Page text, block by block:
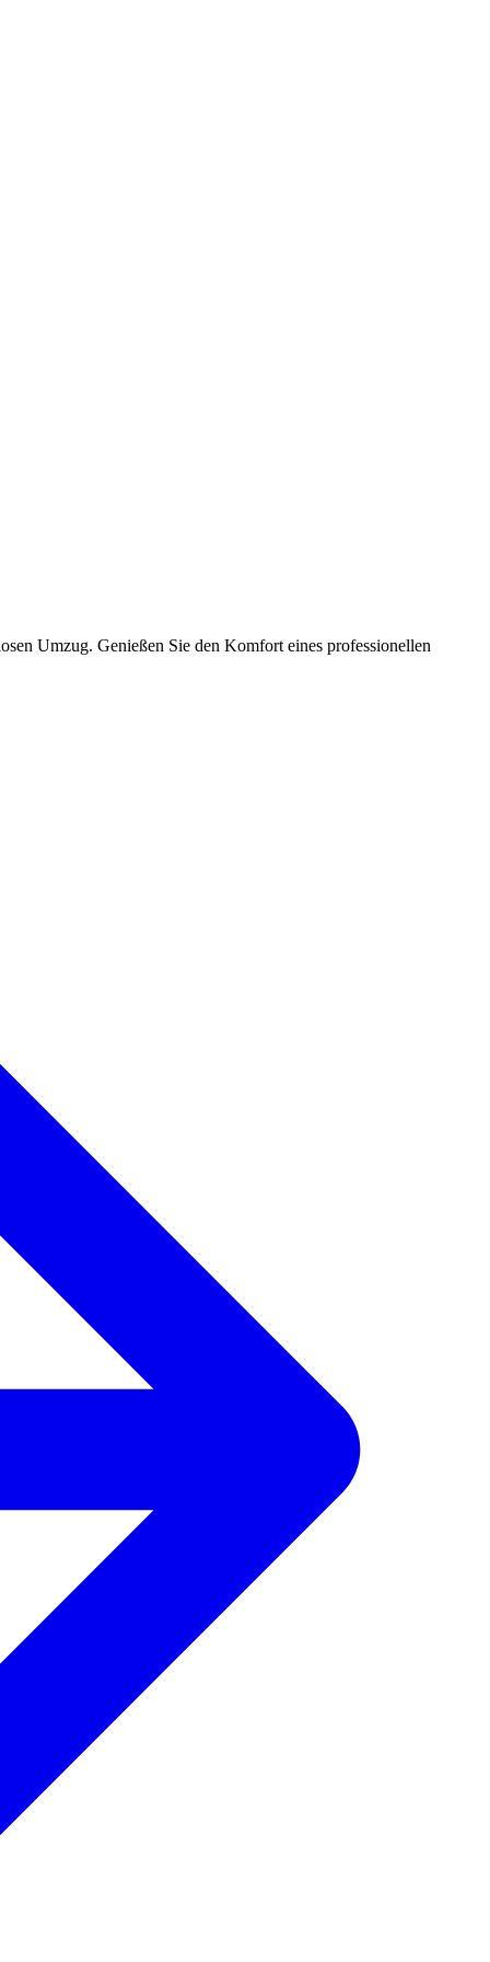
Umzug. Genießen Sie den Komfort eines professionellen